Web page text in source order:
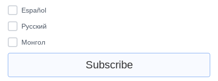
Español
Pусский
Монгол